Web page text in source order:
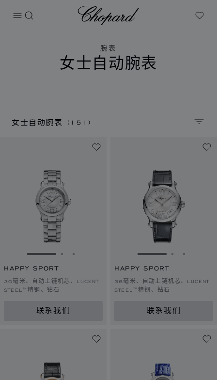
打开菜单
搜索
Chopard
My
腕表
女士自动腕表
女士自动腕表(151) 排序
转到幻灯片 1转到幻灯片 2
转到幻灯片 3
HAPPY SPORT
30毫米、自动上链机芯、LUCENT
STEEL™精钢、钻石
联系我们
转到幻灯片 1转到幻灯
转到幻
HAPPY SPORT
36毫米、自动上链机芯、LUCENT
STEEL™精钢、钻石
联系我们